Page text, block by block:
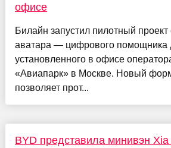
офисе
Билайн запустил пилотный
аватара — цифрового помощника
установленного в офисе
«Авиапарк» в Москве. Новый
позволяет прот...
BYD представила минивэн